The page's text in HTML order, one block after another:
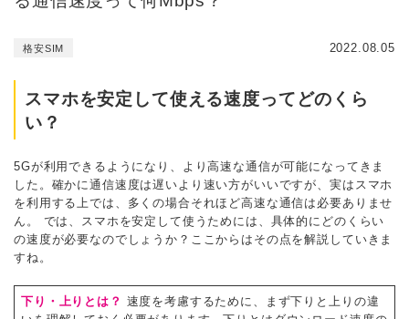
格安SIM 2022.08.05
スマホを安定して使える速度ってどのくら
い？
5Gが利用できるようになり、より高速な通信が可能になってきま
した。確かに通信速度は遅いより速い方がいいですが、実はスマホ
を利用する上では、多くの場合それほど高速な通信は必要ありませ
ん。 では、スマホを安定して使うためには、具体的にどのくらい
の速度が必要なのでしょうか？ここからはその点を解説していきま
すね。
下り・上りとは？ 速度を考慮するために、まず下りと上りの違